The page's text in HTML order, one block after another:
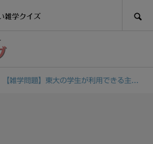
雑学クイズ
【雑学問題】東大の学生が利用できる主な図書館は〇〇図書館